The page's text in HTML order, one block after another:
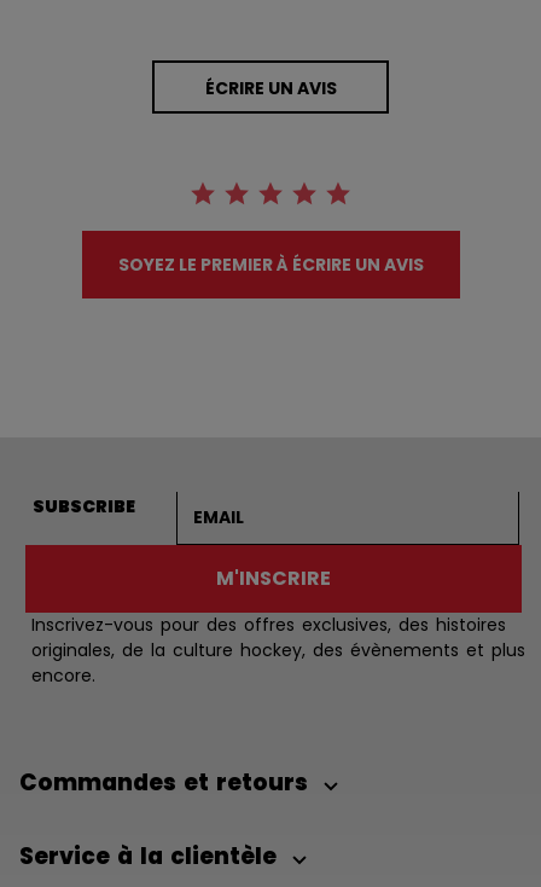
ÉCRIRE UN AVIS
SOYEZ LE PREMIER À ÉCRIRE UN AVIS
SUBSCRIBE
M'INSCRIRE
Inscrivez-vous pour des offres exclusives, des histoires
originales, de la culture hockey, des évènements et plus
encore.
Commandes et retours
Service à la clientèle